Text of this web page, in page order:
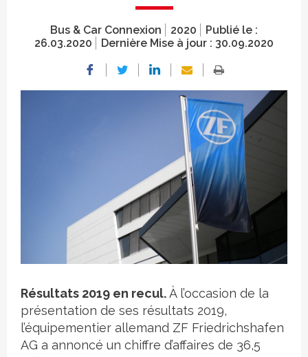
Bus & Car Connexion 2020
Publié le :
26.03.2020
Dernière Mise à jour : 30.09.2020
Crédit photo
Résultats 2019 en recul.À l’occasion de la
présentation de ses résultats 2019,
l’équipementier allemand ZF Friedrichshafen
AG a annoncé un chiffre d’affaires de 36,5